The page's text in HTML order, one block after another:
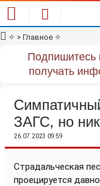
✧ > Главное ✧
Подпишитесь
получать
ЗАГС, но
26.07.2023 09:59
Страдальческая
проецируется